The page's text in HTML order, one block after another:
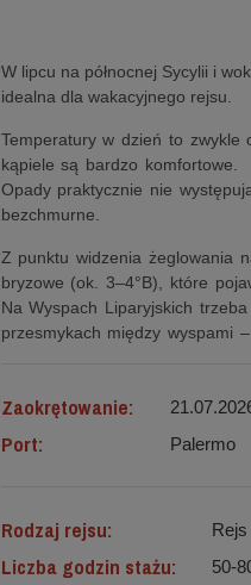
W lipcu na północnej Sycylii i
idealna dla wakacyjnego rejsu.
Temperatury w dzień to zwykle
kąpiele są bardzo komfortowe.
Opady praktycznie nie
bezchmurne.
Z punktu widzenia żeglowania
bryzowe (ok. 3–4°B), które
Na Wyspach Liparyjskich
przesmykach między wyspami
Zaokrętowanie:
Port: Palermo
Rodzaj rejsu:
Liczba godzin stażu: 50-